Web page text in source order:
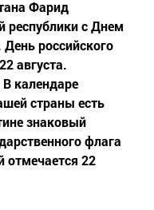
Фарид
республики с Днем
День российского
августа.
календаре
страны есть
знаковый
флага
отмечается 22